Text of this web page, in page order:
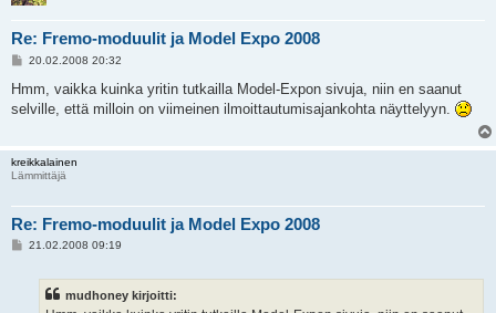
Re: Fremo-moduulit ja Model Expo 2008
V
e
t
20.02.2008 20:32
Hmm, vaikka kuinka yritin tutkailla Model-Expon sivuja, niin en saanut
selville, että milloin on viimeinen ilmoittautumisajankohta näyttelyyn.
kreikkalainen
Lämmittäjä
Re: Fremo-moduulit ja Model Expo 2008
V21.02.2008 09:19
mudhoney kirjoitti: